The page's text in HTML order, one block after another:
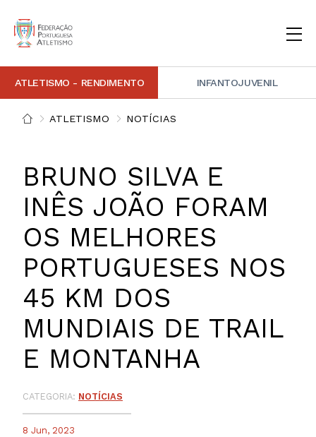
ATLETISMO - RENDIMENTO INFANTOJUVENIL
INSTITUCIONAL
DOCUMENTAÇÃO
ARBITRAGEM
DECISÕES DISCIPLINARES
CONTACTOS
FOTOGRAFIAS
VIDEOS
IMAGEM DE MARCA FPA
COMUNICADOS DE IMPRENSA
NEWSLETTER FPA
ATLETISMO NOTÍCIAS
BRUNO SILVA E
INÊS JOÃO FORAM
OS MELHORES
PORTUGUESES NOS
45 KM DOS
MUNDIAIS DE TRAIL
E MONTANHA
CATEGORIA: NOTÍCIAS
8 Jun, 2023